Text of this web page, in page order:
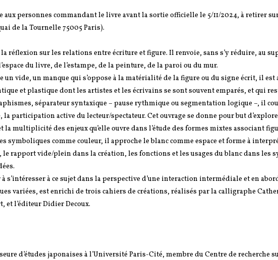
aux personnes commandant le livre avant la sortie officielle le 5/11/2024, à retirer
de la Tournelle 75005 Paris).
réflexion sur les relations entre écriture et figure. Il renvoie, sans s’y réduire, au
du livre, de l’estampe, de la peinture, de la paroi ou du mur.
un vide, un manque qui s’oppose à la matérialité de la figure ou du signe écrit, il est
et plastique dont les artistes et les écrivains se sont souvent emparés, et qui
séparateur syntaxique – pause rythmique ou segmentation logique –, il
participation active du lecteur/spectateur. Cet ouvrage se donne pour but
multiplicité des enjeux qu’elle ouvre dans l’étude des formes mixtes associant
symboliques comme couleur, il approche le blanc comme espace et forme à
rapport vide/plein dans la création, les fonctions et les usages du blanc dans les
s’intéresser à ce sujet dans la perspective d’une interaction intermédiale et en
variées, est enrichi de trois cahiers de créations, réalisés par la calligraphe
et l’éditeur Didier Decoux.
d’études japonaises à l’Université Paris-Cité, membre du Centre de recherche